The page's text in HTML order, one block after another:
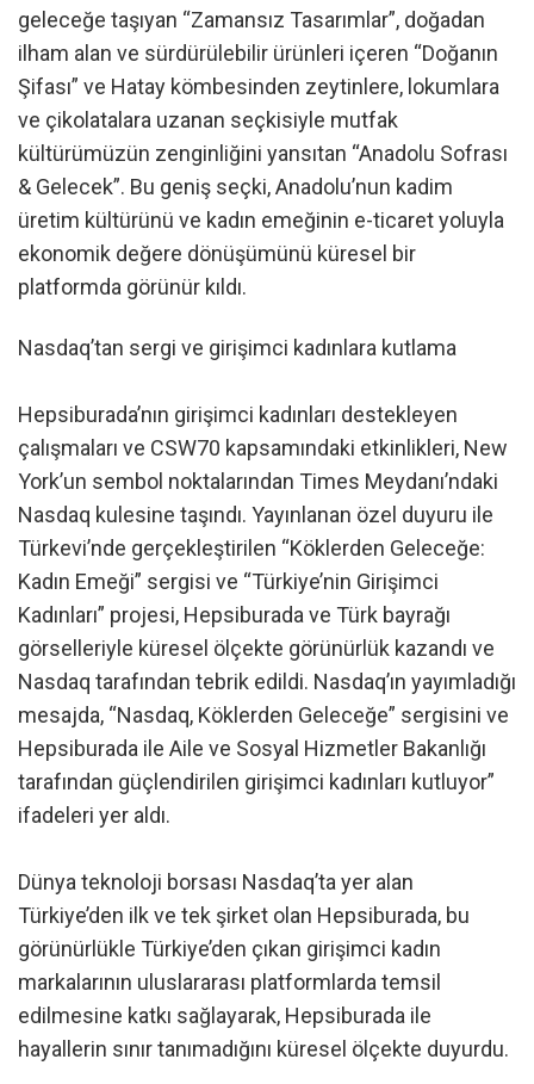
geleceğe taşıyan “Zamansız Tasarımlar”, doğadan
ilham alan ve sürdürülebilir ürünleri içeren “Doğanın
Şifası” ve Hatay kömbesinden zeytinlere, lokumlara
ve çikolatalara uzanan seçkisiyle mutfak
kültürümüzün zenginliğini yansıtan “Anadolu Sofrası
& Gelecek”. Bu geniş seçki, Anadolu’nun kadim
üretim kültürünü ve kadın emeğinin e-ticaret yoluyla
ekonomik değere dönüşümünü küresel bir
platformda görünür kıldı.
Nasdaq’tan sergi ve girişimci kadınlara kutlama
Hepsiburada’nın girişimci kadınları destekleyen
çalışmaları ve CSW70 kapsamındaki etkinlikleri, New
York’un sembol noktalarından Times Meydanı’ndaki
Nasdaq kulesine taşındı. Yayınlanan özel duyuru ile
Türkevi’nde gerçekleştirilen “Köklerden Geleceğe:
Kadın Emeği” sergisi ve “Türkiye’nin Girişimci
Kadınları” projesi, Hepsiburada ve Türk bayrağı
görselleriyle küresel ölçekte görünürlük kazandı ve
Nasdaq tarafından tebrik edildi. Nasdaq’ın yayımladığı
mesajda, “Nasdaq, Köklerden Geleceğe” sergisini ve
Hepsiburada ile Aile ve Sosyal Hizmetler Bakanlığı
tarafından güçlendirilen girişimci kadınları kutluyor”
ifadeleri yer aldı.
Dünya teknoloji borsası Nasdaq’ta yer alan
Türkiye’den ilk ve tek şirket olan Hepsiburada, bu
görünürlükle Türkiye’den çıkan girişimci kadın
markalarının uluslararası platformlarda temsil
edilmesine katkı sağlayarak, Hepsiburada ile
hayallerin sınır tanımadığını küresel ölçekte duyurdu.